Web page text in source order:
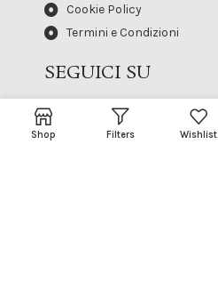
Cookie Policy
Termini e Condizioni
SEGUICI SU
Shop Filters Wishlist